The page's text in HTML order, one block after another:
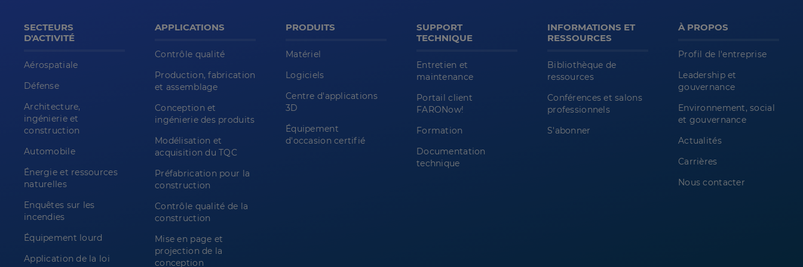
SECTEURS
D'ACTIVITÉ
Aérospatiale
Défense
Architecture,
ingénierie et
construction
Automobile
Énergie et ressources
naturelles
Enquêtes sur les
incendies
Équipement lourd
Application de la loi
APPLICATIONS
Contrôle qualité
Production, fabrication
et assemblage
Conception et
ingénierie des produits
Modélisation et
acquisition du TQC
Préfabrication pour la
construction
Contrôle qualité de la
construction
Mise en page et
projection de la
conception
PRODUITS
Matériel
Logiciels
Centre d'applications
3D
Équipement
d'occasion certifié
SUPPORT
TECHNIQUE
Entretien et
maintenance
Portail client
FARONow!
Formation
Documentation
technique
INFORMATIONS ET
RESSOURCES
Bibliothèque de
ressources
Conférences et salons
professionnels
S'abonner
À PROPOS
Profil de l'entreprise
Leadership et
gouvernance
Environnement, social
et gouvernance
Actualités
Carrières
Nous contacter